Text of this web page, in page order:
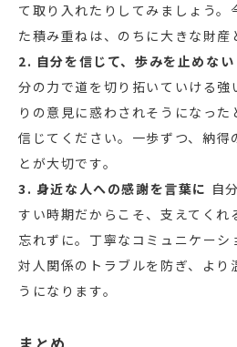
て取り入れたりしてみましょう。
た積み重ねは、のちに大きな財産
2. 自分を信じて、歩みを止めない
分の力で道を切り拓いていける強
りの意見に惑わされそうになっ
信じてください。一歩ずつ、納得
とが大切です。
3. 身近な人への感謝を言葉に 自
すい時期だからこそ、支えてくれ
忘れずに。丁寧なコミュニケーシ
対人関係のトラブルを防ぎ、より
うになります。